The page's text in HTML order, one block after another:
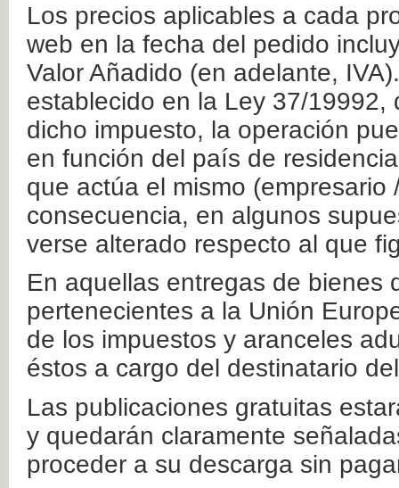
Los precios aplicables a cada
web en la fecha del pedido
Valor Añadido (en adelante,
establecido en la Ley 37/
dicho impuesto, la operación
en función del país de
que actúa el mismo
consecuencia, en algunos
verse alterado respecto al que
En aquellas entregas de bienes
pertenecientes a la Unión
de los impuestos y aranceles
éstos a cargo del destinatario
Las publicaciones gratuitas
y quedarán claramente
proceder a su descarga sin